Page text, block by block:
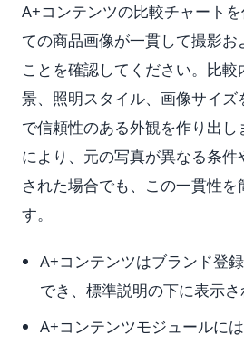
A+コンテンツの比較チャート
ての商品画像が一貫して撮影お
ことを確認してください。比
景、照明スタイル、画像サイズ
で信頼性のある外観を作り出
により、元の写真が異なる条
された場合でも、この一貫性を
す。
A+コンテンツはブランド登
でき、標準説明の下に表示さ
A+コンテンツモジュールに